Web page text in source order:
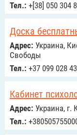
Тел.: +[38] 050 304
Доска
Адрес: Украина,
Свободы
Тел.: +37 099 028
Кабинет
Адрес: Украина, г.
Тел.: